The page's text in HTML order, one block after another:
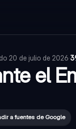
20 de julio de 2026·
el
a fuentes de Google